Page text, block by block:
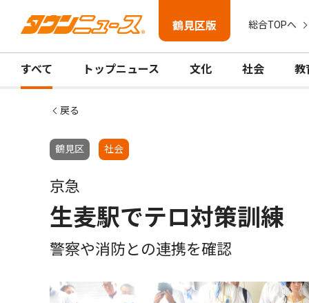
鶴見区版 総合TOPへ
すべて トップニュース 文化 社会 教
戻る
鶴見区 社会
京急
生麦駅でテロ対策訓練
警察や消防との連携を確認